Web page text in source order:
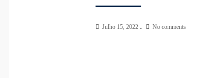
Julho 15, 2022 No comments